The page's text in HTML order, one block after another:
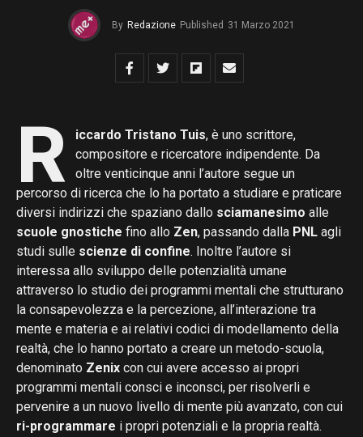
By Redazione Published 31 Marzo 2021
R iccardo Tristano Tuis, è uno scrittore,
compositore e ricercatore indipendente. Da
oltre venticinque anni l’autore segue un
percorso di ricerca che lo ha portato a studiare e praticare
diversi indirizzi che spaziano dallo sciamanesimo alle
scuole gnostiche fino allo Zen, passando dalla PNL agli
studi sulle scienze di confine. Inoltre l’autore si
interessa allo sviluppo delle potenzialità umane
attraverso lo studio dei programmi mentali che strutturano
la consapevolezza e la percezione, all’interazione tra
mente e materia e ai relativi codici di modellamento della
realtà, che lo hanno portato a creare un metodo-scuola,
denominato Zenix con cui avere accesso ai propri
programmi mentali consci e inconsci, per risolverli e
pervenire a un nuovo livello di mente più avanzato, con cui
ri-programmare i propri potenziali e la propria realtà.